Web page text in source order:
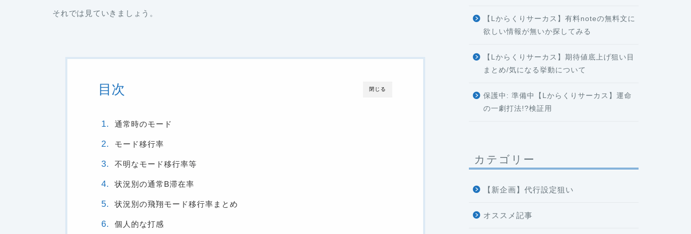
それでは見ていきましょう。
閉じる
目次
通常時のモード
モード移行率
不明なモード移行率等
状況別の通常B滞在率
状況別の飛翔モード移行率まとめ
個人的な打感
【Lからくりサーカス】有料noteの無料文に
欲しい情報が無いか探してみる
【Lからくりサーカス】期待値底上げ狙い目
まとめ/気になる挙動について
保護中: 準備中【Lからくりサーカス】運命
の一劇打法!?検証用
カテゴリー
【新企画】代行設定狙い
オススメ記事